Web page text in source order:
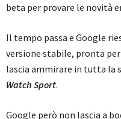
beta per provare le novità
Il tempo passa e Google
versione stabile, pronta
lascia ammirare in tutta la
Watch Sport.
Google però non lascia a